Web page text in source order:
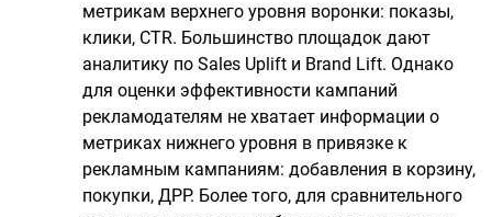
метрикам верхнего уровня воронки: показы,
клики, CTR. Большинство площадок дают
аналитику по Sales Uplift и Brand Lift. Однако
для оценки эффективности кампаний
рекламодателям не хватает информации о
метриках нижнего уровня в привязке к
рекламным кампаниям: добавления в корзину,
покупки, ДРР. Более того, для сравнительного